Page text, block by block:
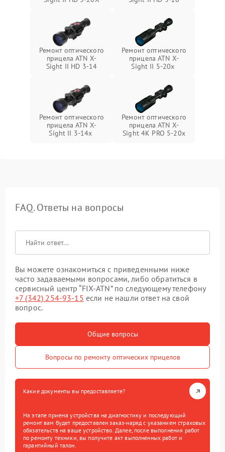
Ремонт оптического
прицела ATN X-
Sight II HD 3-14
Ремонт оптического
прицела ATN X-
Sight II 5-20x
Ремонт оптического
прицела ATN X-
Sight II 3-14x
Ремонт оптического
прицела ATN X-
Sight 4K PRO 5-20x
FAQ. Ответы на вопросы
Вы можете ознакомиться с приведенными ниже
часто задаваемыми вопросами, либо обратиться в
сервисный центр “FIX-ATN” по следующему телефону
+7 (342) 254-93-15 если не нашли ответ на свой
вопрос.
Общие вопросы
Вопросы по ремонту оптических прицелов
Какие документы вы предоставляете?
На этапе приема устройства на диагностику и последующий
ремонт вам будет предоставлен заказ-наряд с указанием страховых
обязательств на ваше устройство. Далее, после выполнения работ
по ремонту техники, вы получите акт выполненных работ и
гарантийный талон.